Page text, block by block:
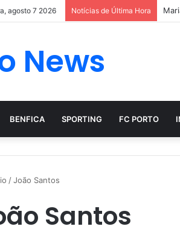
agosto 7 2026 Notícias de Última Hora
News
BENFICA SPORTING FC PORTO
/João Santos
Santos